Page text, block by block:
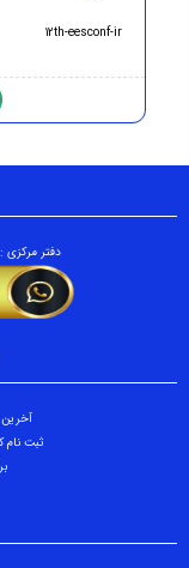
12th-eesconf-ir
دفتر مرکزی
آخرین
ثبت نام